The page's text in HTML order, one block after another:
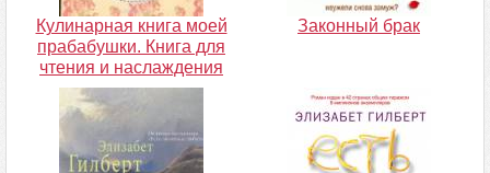
Кулинарная книга моей
прабабушки. Книга для
чтения и наслаждения
Законный брак